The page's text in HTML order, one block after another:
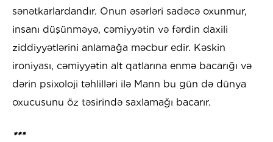
sənətkarlardandır. Onun əsərləri sadəcə oxunmur,
insanı düşünməyə, cəmiyyətin və fərdin daxili
ziddiyyətlərini anlamağa məcbur edir. Kəskin
ironiyası, cəmiyyətin alt qatlarına enmə bacarığı və
dərin psixoloji təhlilləri ilə Mann bu gün də dünya
oxucusunu öz təsirində saxlamağı bacarır.
***